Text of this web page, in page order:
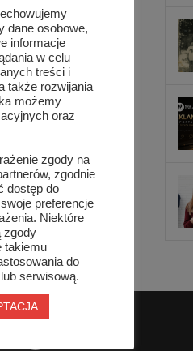
dane osobowe,
informacje
w celu
treści i
także rozwijania
możemy
oraz
zgody na
zgodnie
dostęp do
preferencje
Niektóre
zgody
takiemu
do
serwisową.